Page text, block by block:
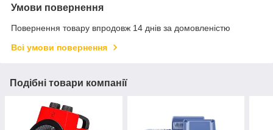
Умови повернення
Повернення товару впродовж 14 днів за домовленістю
Всі умови повернення
Подібні товари компанії